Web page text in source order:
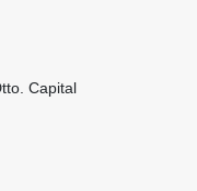
Capital